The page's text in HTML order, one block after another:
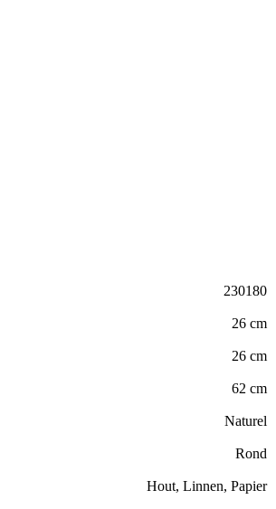
230180
26 cm
26 cm
62 cm
Naturel
Rond
Hout, Linnen, Papier